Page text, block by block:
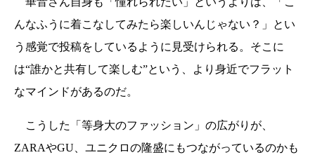
んなふうに着こなしてみたら楽しいんじゃない？」とい
う感覚で投稿をしているように見受けられる。そこに
は“誰かと共有して楽しむ”という、より身近でフラット
なマインドがあるのだ。
こうした「等身大のファッション」の広がりが、
ZARAやGU、ユニクロの隆盛にもつながっているのかも